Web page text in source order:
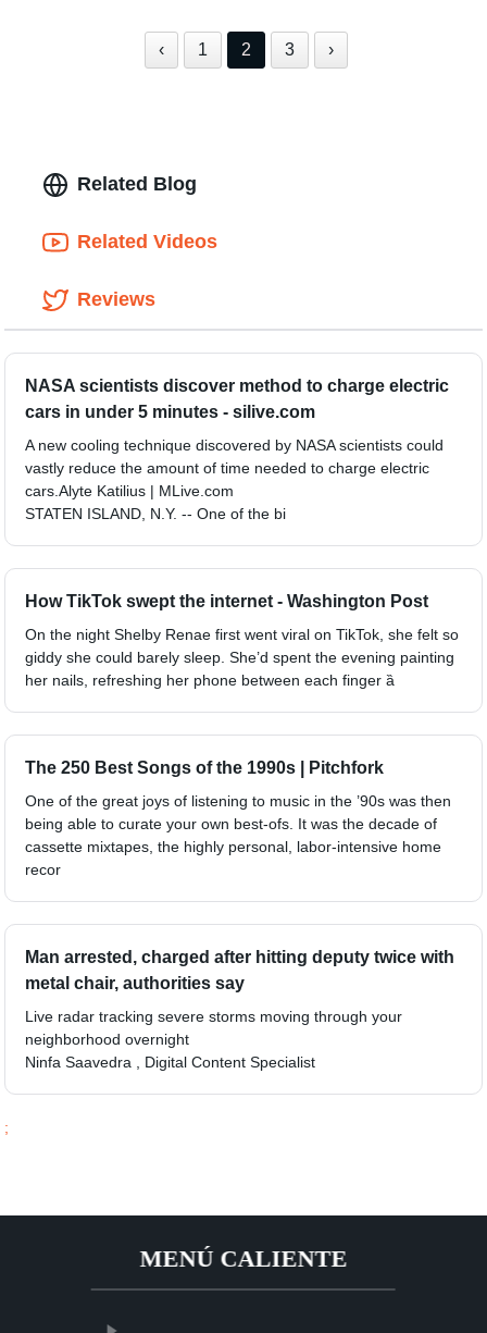
‹ 1 2 3 ›
Related Blog
NASA scientists discover method to charge electric
cars in under 5 minutes - silive.com
A new cooling technique discovered by NASA scientists could
vastly reduce the amount of time needed to charge electric
cars.Alyte Katilius | MLive.com
STATEN ISLAND, N.Y. -- One of the bi
How TikTok swept the internet - Washington Post
On the night Shelby Renae first went viral on TikTok, she felt so
giddy she could barely sleep. She’d spent the evening painting
her nails, refreshing her phone between each finger ȁ
The 250 Best Songs of the 1990s | Pitchfork
One of the great joys of listening to music in the ’90s was then
being able to curate your own best-ofs. It was the decade of
cassette mixtapes, the highly personal, labor-intensive home
recor
Man arrested, charged after hitting deputy twice with
metal chair, authorities say
Live radar tracking severe storms moving through your
neighborhood overnight
Ninfa Saavedra , Digital Content Specialist
;
Related Videos
Reviews
MENÚ CALIENTE